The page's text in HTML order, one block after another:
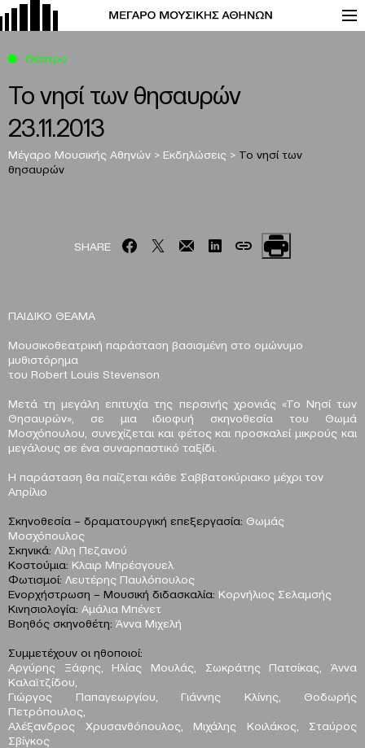
Το νησί των θησαυρών
23.11.2013
Μέγαρο Μουσικής Αθηνών > Εκδηλώσεις > Το νησί των
θησαυρών
Θέατρο
SHARE
ΠΑΙΔΙΚΟ ΘΕΑΜΑ
Μουσικοθεατρική παράσταση βασισμένη στο ομώνυμο
μυθιστόρημα
του Robert Louis Stevenson
Μετά τη μεγάλη επιτυχία της περσινής χρονιάς «Το Νησί των
Θησαυρών», σε μια ιδιοφυή σκηνοθεσία του Θωμά
Μοσχόπουλου, συνεχίζεται και φέτος και προσκαλεί μικρούς και
μεγάλους σε ένα συναρπαστικό ταξίδι.
Η παράσταση θα παίζεται κάθε Σαββατοκύριακο μέχρι τον
Απρίλιο
Σκηνοθεσία – δραματουργική επεξεργασία: Θωμάς
Μοσχόπουλος
Σκηνικά: Λίλη Πεζανού
Κοστούμια: Κλαιρ Μπρέσγουελ
Φωτισμοί: Λευτέρης Παυλόπουλος
Ενορχήστρωση – Μουσική διδασκαλία: Κορνήλιος Σελαμσής
Κινησιολογία: Αμάλια Μπένετ
Βοηθός σκηνοθέτη: Άννα Μιχελή
Συμμετέχουν οι ηθοποιοί:
Αργύρης Ξάφης, Ηλίας Μουλάς, Σωκράτης Πατσίκας, Άννα
Καλαϊτζίδου,
Γιώργος Παπαγεωργίου, Γιάννης Κλίνης, Θοδωρής
Πετρόπουλος,
Αλέξανδρος Χρυσανθόπουλος, Μιχάλης Κοιλάκος, Σταύρος
Σβίγκος